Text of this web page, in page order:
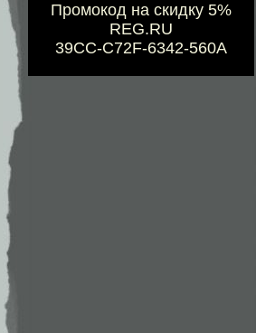
Промокод на скидку 5%
REG.RU
39CC-C72F-6342-560A